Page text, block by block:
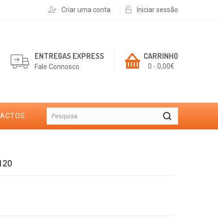
Criar uma conta Iniciar sessão
CARRINHO
0 - 0,00€
ENTREGAS EXPRESS
Fale Connosco